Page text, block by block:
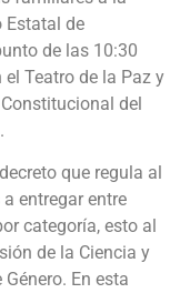
Estatal de
de las 10:30
Teatro de la Paz y
del
que regula al
entregar entre
categoría, esto al
de la Ciencia y
En esta